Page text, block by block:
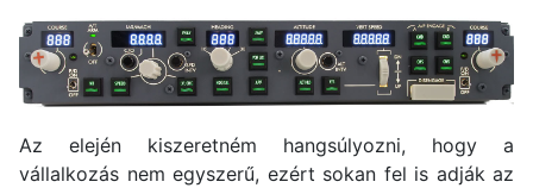
Az elején kiszeretném hangsúlyozni, hogy a
vállalkozás nem egyszerű, ezért sokan fel is adják az